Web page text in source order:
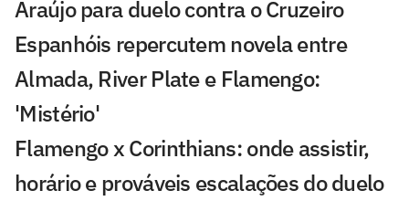
Araújo para duelo contra o Cruzeiro
Espanhóis repercutem novela entre
Almada, River Plate e Flamengo:
'Mistério'
Flamengo x Corinthians: onde assistir,
horário e prováveis escalações do duelo